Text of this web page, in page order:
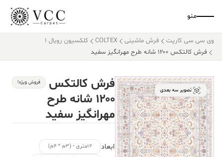
منو
وی سی سی کارپت فرش ماشینی COLTEX
کلکسیون رویال 1
فرش کالتکس ۱۲۰۰ شانه طرح مهرانگیز سفید
تصویر سه بعدی
فرش کالتکس
۱۲۰۰ شانه طرح
مهرانگیز سفید
فروش ویژه!
ابعاد
۱۲متری - (۳م * ۴م)